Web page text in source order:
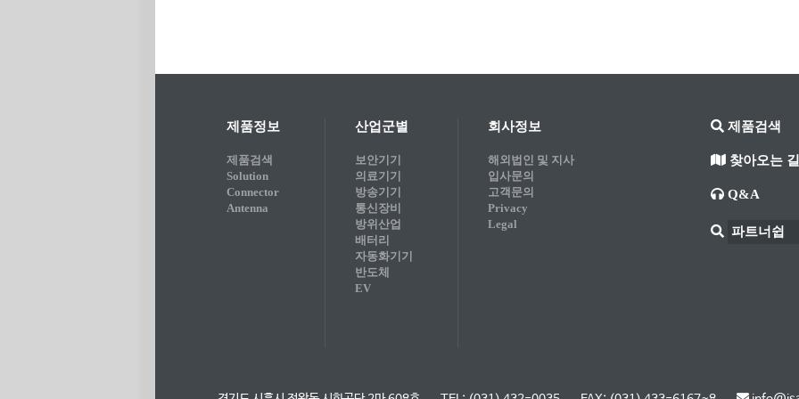
제품정보
제품검색
Solution
Connector
Antenna
산업군별
보안기기
의료기기
방송기기
통신장비
방위산업
배터리
자동화기기
반도체
EV
회사정보
해외법인 및 지사
입사문의
고객문의
Privacy
Legal
제품검색
찾아오는 길
Q&A